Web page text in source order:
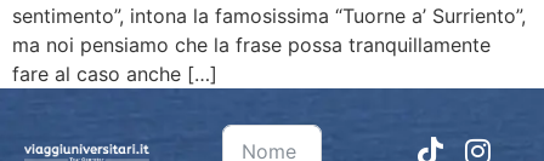
sentimento”, intona la famosissima “Tuorne a’ Surriento”,
ma noi pensiamo che la frase possa tranquillamente
fare al caso anche […]